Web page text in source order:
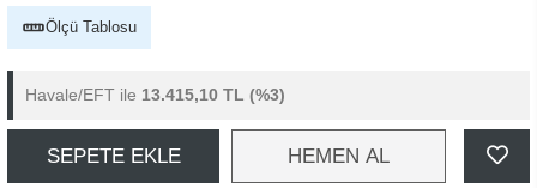
Ölçü Tablosu
Havale/EFT ile 13.415,10 TL (%3)
SEPETE EKLE HEMEN AL